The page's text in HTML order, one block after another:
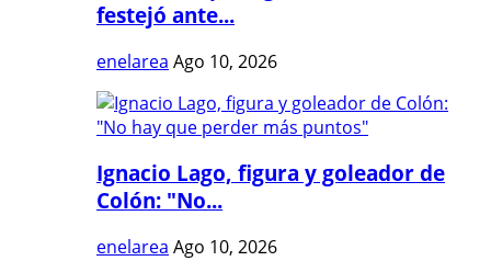
festejó ante...
enelarea Ago 10, 2026
Ignacio Lago, figura y goleador de
Colón: "No...
enelarea Ago 10, 2026